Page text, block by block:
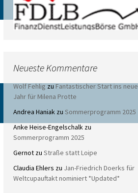
Neueste Kommentare
Wolf Fehlig zu Fantastischer Start ins neue
Jahr für Milena Protte
Andrea Haniak zu Sommerprogramm 2025
Anke Heise-Engelschalk zu
Sommerprogramm 2025
Gernot zu Straße statt Loipe
Claudia Ehlers zu Jan-Friedrich Doerks für
Weltcupauftakt nominiert *Updated*